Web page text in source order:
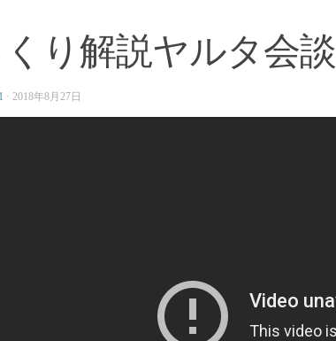
り解説ヤルタ会談
· 2018年8月27日